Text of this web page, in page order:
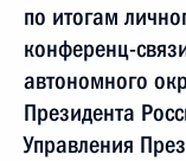
по итогам
конференц-
автономного
Президента
Управления